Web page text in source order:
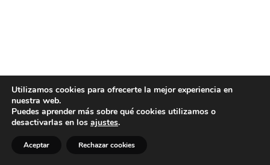
Utilizamos cookies para ofrecerte la mejor experiencia en
nuestra web.
Puedes aprender más sobre qué cookies utilizamos o
desactivarlas en los ajustes.
Aceptar Rechazar cookies